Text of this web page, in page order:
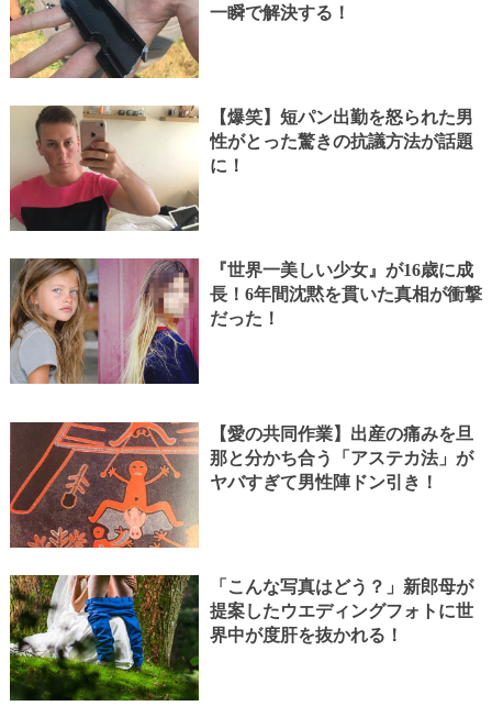
一瞬で解決する！
【爆笑】短パン出勤を怒られた男
性がとった驚きの抗議方法が話題
に！
『世界一美しい少女』が16歳に成
長！6年間沈黙を貫いた真相が衝撃
だった！
【愛の共同作業】出産の痛みを旦
那と分かち合う「アステカ法」が
ヤバすぎて男性陣ドン引き！
「こんな写真はどう？」新郎母が
提案したウエディングフォトに世
界中が度肝を抜かれる！